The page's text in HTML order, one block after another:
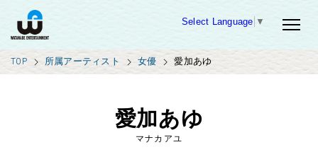
Select Language ▼
TOP 所属アーティスト 女優 愛加あゆ
愛加あゆ
マナカアユ